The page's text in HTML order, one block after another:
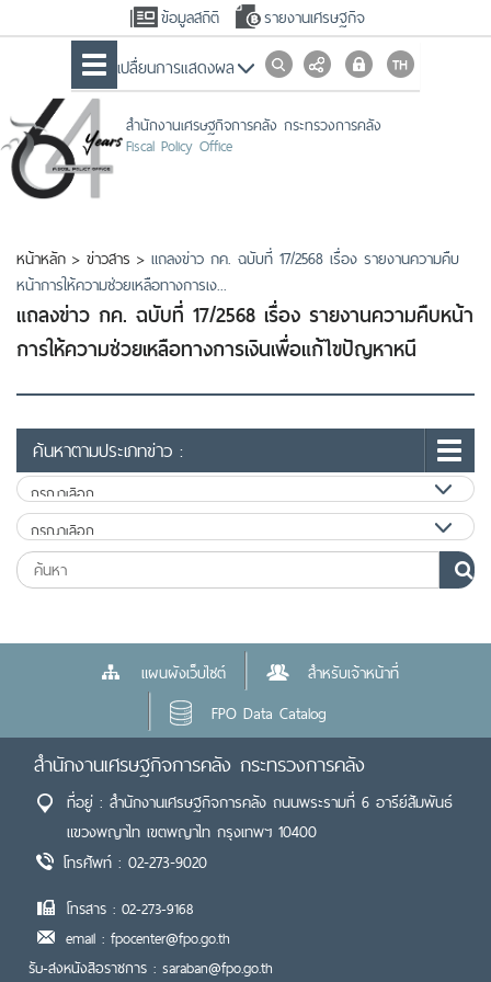
ข้อมูลสถิติ รายงานเศรษฐกิจ
เปลื่ยนการแสดงผล
สำนักงานเศรษฐกิจการคลัง กระทรวงการคลัง
Fiscal Policy Office
หน้าหลัก > ข่าวสาร > แถลงข่าว กค. ฉบับที่ 17/2568 เรื่อง รายงานความคืบ
หน้าการให้ความช่วยเหลือทางการเง...
แถลงข่าว กค. ฉบับที่ 17/2568 เรื่อง รายงานความคืบหน้า
การให้ความช่วยเหลือทางการเงินเพื่อแก้ไขปัญหาหนี
ค้นหาตามประเภทข่าว :
แผนผังเว็บไซต์
สำหรับเจ้าหน้าที่
FPO Data Catalog
สำนักงานเศรษฐกิจการคลัง กระทรวงการคลัง
ที่อยู่ : สำนักงานเศรษฐกิจการคลัง ถนนพระรามที่ 6 อารีย์สัมพันธ์
แขวงพญาไท เขตพญาไท กรุงเทพฯ 10400
โทรศัพท์ : 02-273-9020
โทรสาร : 02-273-9168
email : fpocenter@fpo.go.th
รับ-ส่งหนังสือราชการ : saraban@fpo.go.th